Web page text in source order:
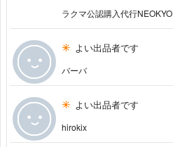
ラクマ公認購入代行NEOKYO
よい出品者です
バーバ
よい出品者です
hirokix